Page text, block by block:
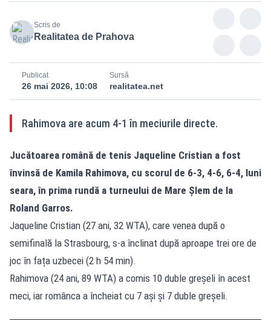
Scris de
Realitatea de Prahova
Publicat
26 mai 2026, 10:08
Sursă
realitatea.net
Rahimova are acum 4-1 în meciurile directe.
Jucătoarea română de tenis Jaqueline Cristian a fost
învinsă de Kamila Rahimova, cu scorul de 6-3, 4-6, 6-4, luni
seara, în prima rundă a turneului de Mare Șlem de la
Roland Garros.
Jaqueline Cristian (27 ani, 32 WTA), care venea după o
semifinală la Strasbourg, s-a înclinat după aproape trei ore de
joc în fața uzbecei (2 h 54 min).
Rahimova (24 ani, 89 WTA) a comis 10 duble greșeli în acest
meci, iar românca a încheiat cu 7 ași și 7 duble greșeli.